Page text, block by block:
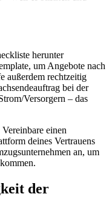
herunter
um Angebote nach
außerdem rechtzeitig
bei der
Versorgern – das
einen
deines Vertrauens
an, um
der